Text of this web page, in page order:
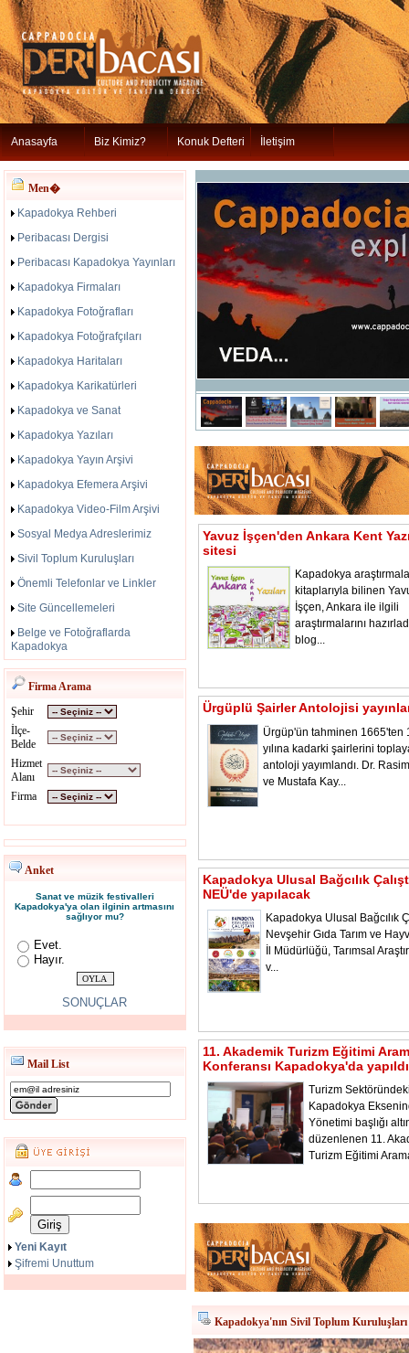
Anasayfa Biz Kimiz? Konuk Defteri İletişim
Men�
Kapadokya Rehberi
Peribacası Dergisi
Peribacası Kapadokya Yayınları
Kapadokya Firmaları
Kapadokya Fotoğrafları
Kapadokya Fotoğrafçıları
Kapadokya Haritaları
Kapadokya Karikatürleri
Kapadokya ve Sanat
Kapadokya Yazıları
Kapadokya Yayın Arşivi
Kapadokya Efemera Arşivi
Kapadokya Video-Film Arşivi
Sosyal Medya Adreslerimiz
Sivil Toplum Kuruluşları
Önemli Telefonlar ve Linkler
Site Güncellemeleri
Belge ve Fotoğraflarda
Kapadokya
Firma Arama
Şehir
İlçe-
Belde
Hizmet
Alanı
Firma
Anket
Sanat ve müzik festivalleri
Kapadokya'ya olan ilginin artmasını
sağlıyor mu?
Evet.
Hayır.
SONUÇLAR
Mail List
Yeni Kayıt
Şifremi Unuttum
Yavuz İşçen'den Ankara Kent
sitesi
Kapadokya
kitaplarıyla bilinen
İşçen, Ankara ile ilgili
araştırmalarını
blog...
Ürgüplü Şairler Antolojisi
Ürgüp'ün tahminen 1665'ten
yılına kadarki şairlerini
antoloji yayımlandı. Dr.
ve Mustafa Kay...
Kapadokya Ulusal Bağcılık
NEÜ'de yapılacak
Kapadokya Ulusal Bağcılık
Nevşehir Gıda Tarım ve
İl Müdürlüğü, Tarımsal
v...
11. Akademik Turizm Eğitimi
Konferansı Kapadokya'da yapıldı
Turizm
Kapadokya
Yönetimi başlığı
düzenlenen 11.
Turizm Eğitimi
Kapadokya'nın Sivil Toplum Kuruluşları